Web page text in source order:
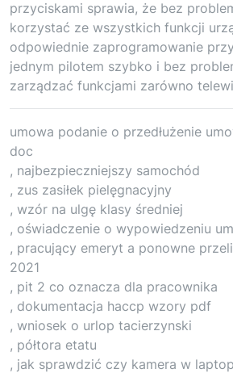
przyciskami sprawia, że bez
korzystać ze wszystkich funkcji
odpowiednie zaprogramowanie
jednym pilotem szybko i bez
zarządzać funkcjami zarówno
umowa podanie o przedłużenie
doc
, najbezpieczniejszy samochód
, zus zasiłek pielęgnacyjny
, wzór na ulgę klasy średniej
, oświadczenie o wypowiedzeniu
, pracujący emeryt a ponowne
2021
, pit 2 co oznacza dla pracownika
, dokumentacja haccp wzory pdf
, wniosek o urlop tacierzynski
, półtora etatu
, jak sprawdzić czy kamera w